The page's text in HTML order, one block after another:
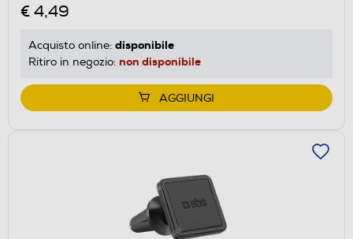
€ 4,49
Acquisto online: disponibile
Ritiro in negozio: non disponibile
AGGIUNGI